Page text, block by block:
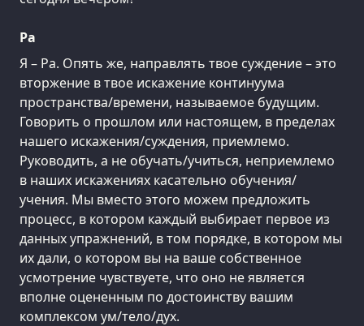
Ра
Я – Ра. Опять же, направлять твое суждение – это
вторжение в твое искажение континуума
пространства/времени, называемое будущим.
Говорить о прошлом или настоящем, в пределах
нашего искажения/суждения, приемлемо.
Руководить, а не обучать/учиться, неприемлемо
в наших искажениях касательно обучения/
учения. Мы вместо этого можем предложить
процесс, в котором каждый выбирает первое из
данных упражнений, в том порядке, в котором мы
их дали, о котором вы на ваше собственное
усмотрение чувствуете, что оно не является
вполне оцененным по достоинству вашим
комплексом ум/тело/дух.